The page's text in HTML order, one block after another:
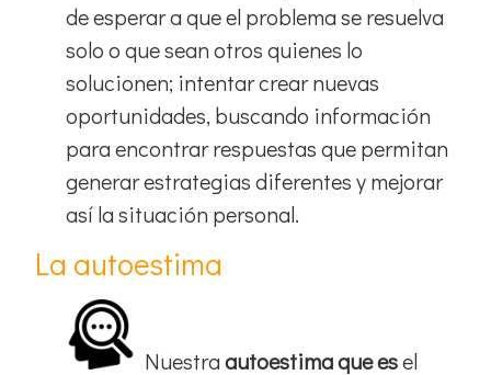
de esperar a que el problema se resuelva
solo o que sean otros quienes lo
solucionen; intentar crear nuevas
oportunidades, buscando información
para encontrar respuestas que permitan
generar estrategias diferentes y mejorar
así la situación personal.
La autoestima
Nuestraautoestima que esel